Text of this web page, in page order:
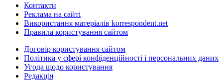
Контакти
Реклама на сайті
Використання матеріалів korrespondent.net
Правила користування сайтом
Договір користування сайтом
Політика у сфері конфіденційності і персональних даних
Угода щодо користування
Редакція